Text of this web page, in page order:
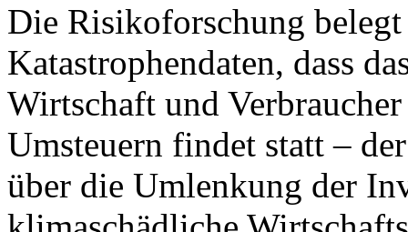
Die Risikoforschung
Katastrophendaten, dass
Wirtschaft und
Umsteuern findet statt –
über die Umlenkung der